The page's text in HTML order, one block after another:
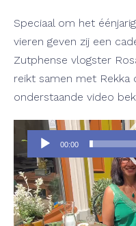
Speciaal om het
vieren geven zij een
Zutphense vlogster
reikt samen met Rekka
onderstaande video
Videospeler
00:00
De winkel heet: "You